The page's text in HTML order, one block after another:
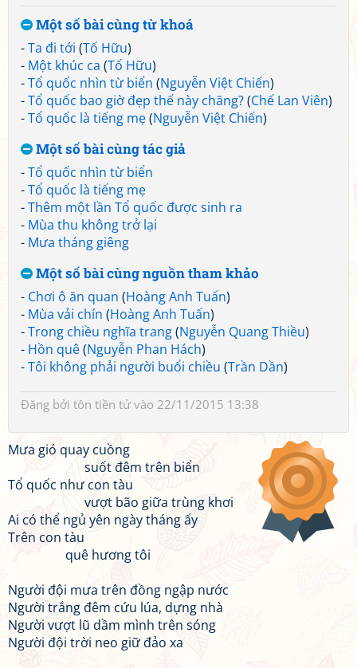
Một số bài cùng từ khoá
-Ta đi tới (Tố Hữu)
- Một khúc ca (Tố Hữu)
-Tổ quốc nhìn từ biển (Nguyễn Việt Chiến)
-Tổ quốc bao giờ đẹp thế này chăng?(Chế Lan Viên)
-Tổ quốc là tiếng mẹ(Nguyễn Việt Chiến)
Một số bài cùng tác giả
-Tổ quốc nhìn từ biển
-Tổ quốc là tiếng mẹ
-Thêm một lần Tổ quốc được sinh ra
- Mùa thu không trở lại
- Mưa tháng giêng
Một số bài cùng nguồn tham khảo
- Chơi ô ăn quan (Hoàng Anh Tuấn)
- Mùa vải chín (Hoàng Anh Tuấn)
-Trong chiều nghĩa trang(Nguyễn Quang Thiều)
- Hồn quê(Nguyễn Phan Hách)
-Tôi không phải người buổi chiều (Trần Dần)
Đăng bởi tôn tiền tửvào 22/11/2015 13:38
Mưa gió quay cuồng
suốt đêm trên biển
Tổ quốc như con tàu
vượt bão giữa trùng khơi
Ai có thể ngủ yên ngày tháng ấy
Trên con tàu
quê hương tôi
Người đội mưa trên đồng ngập nước
Người trắng đêm cứu lúa, dựng nhà
Người vượt lũ dầm mình trên sóng
Người đội trời neo giữ đảo xa